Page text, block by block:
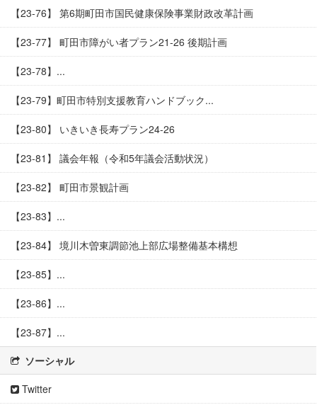
【23-76】 第6期町田市国民健康保険事業財政改革計画
【23-77】 町田市障がい者プラン21-26 後期計画
【23-78】...
【23-79】町田市特別支援教育ハンドブック...
【23-80】 いきいき長寿プラン24-26
【23-81】 議会年報（令和5年議会活動状況）
【23-82】 町田市景観計画
【23-83】...
【23-84】 境川木曽東調節池上部広場整備基本構想
【23-85】...
【23-86】...
【23-87】...
ソーシャル
Twitter